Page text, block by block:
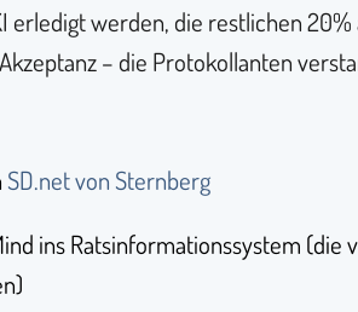
erledigt werden, die restlichen
– die Protokollanten
SD.net von Sternberg
ins Ratsinformationssystem